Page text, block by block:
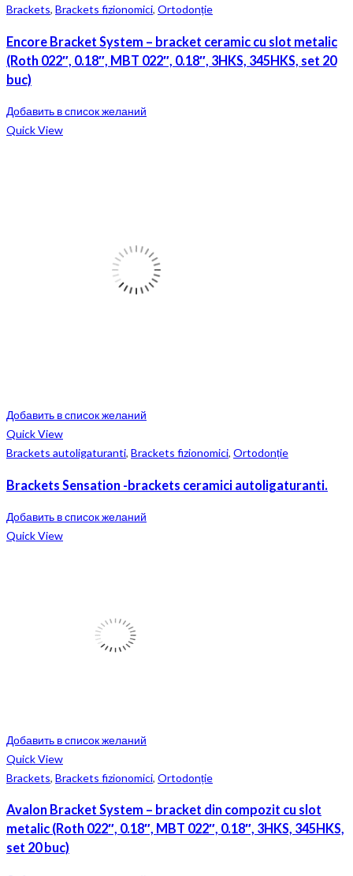
Brackets, Brackets fizionomici, Ortodonție
Encore Bracket System – bracket ceramic cu slot metalic
(Roth 022″, 0.18″, MBT 022″, 0.18″, 3HKS, 345HKS, set 20
buc)
Добавить в список желаний
Quick View
Добавить в список желаний
Quick View
Brackets autoligaturanti, Brackets fizionomici, Ortodonție
Brackets Sensation -brackets ceramici autoligaturanti.
Добавить в список желаний
Quick View
Добавить в список желаний
Quick View
Brackets, Brackets fizionomici, Ortodonție
Avalon Bracket System – bracket din compozit cu slot
metalic (Roth 022″, 0.18″, MBT 022″, 0.18″, 3HKS, 345HKS,
set 20 buc)